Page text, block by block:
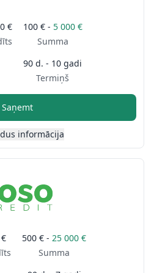
€
100 € - 5 000 €
Summa
90 d. - 10 gadi
Termiņš
Saņemt
informācija
500 € - 25 000 €
Summa